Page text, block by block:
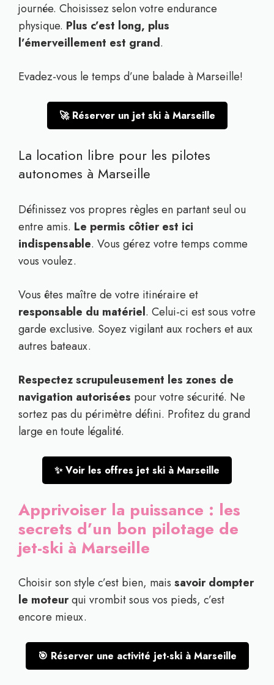
journée. Choisissez selon votre endurance
physique. Plus c’est long, plus
l’émerveillement est grand.
Evadez-vous le temps d’une balade à Marseille!
🚀 Réserver un jet ski à Marseille
La location libre pour les pilotes
autonomes à Marseille
Définissez vos propres règles en partant seul ou
entre amis. Le permis côtier est ici
indispensable. Vous gérez votre temps comme
vous voulez.
Vous êtes maître de votre itinéraire et
responsable du matériel. Celui-ci est sous votre
garde exclusive. Soyez vigilant aux rochers et aux
autres bateaux.
Respectez scrupuleusement les zones de
navigation autorisées pour votre sécurité. Ne
sortez pas du périmètre défini. Profitez du grand
large en toute légalité.
✨ Voir les offres jet ski à Marseille
Apprivoiser la puissance : les
secrets d’un bon pilotage de
jet-ski à Marseille
Choisir son style c’est bien, mais savoir dompter
le moteurqui vrombit sous vos pieds, c’est
encore mieux.
🎯 Réserver une activité jet-ski à Marseille